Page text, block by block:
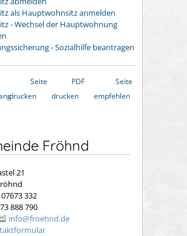
als Hauptwohnsitz anmelden
- Wechsel der Hauptwohnung
- Sozialhilfe beantragen
Seite
drucken
PDF
drucken
Seite
empfehlen
Fröhnd
21
332
888 790
info@froehnd.de